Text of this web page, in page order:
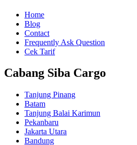
Home
Blog
Contact
Frequently Ask Question
Cek Tarif
Cabang Siba Cargo
Tanjung Pinang
Batam
Tanjung Balai Karimun
Pekanbaru
Jakarta Utara
Bandung